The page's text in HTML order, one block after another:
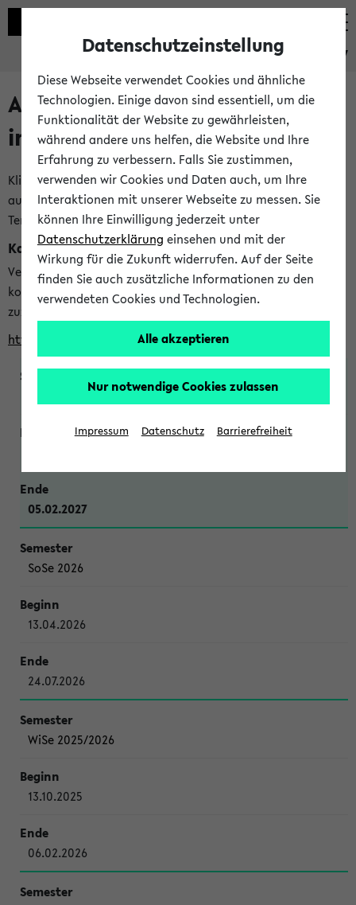
eKVV
Alle veröffentlichten Semester
im eKVV
Klicken Sie auf das Semester, welches Sie für Ihre Sitzung
auswählen möchten. Bitte beachten Sie auch die weiteren
Termine imKalender der Lehrplanung
Kalenderintegration
Verwenden Sie die folgende Adresse, um mit einer
kompatiblen Kalenderanwendung auf die Vorlesungszeiten
zuzugreifen (nähere Informationen
finden Sie hier
https://ekvv.uni-bielefeld.de/ws/calendar?vz
WiSe 2026/2027
05.02.2027
SoSe 2026
13.04.2026
24.07.2026
WiSe 2025/2026
13.10.2025
06.02.2026
Datenschutzeinstellung
Diese Webseite verwendet Cookies und ähnliche
Technologien. Einige davon sind essentiell, um die
Funktionalität der Website zu gewährleisten,
während andere uns helfen, die Website und Ihre
Erfahrung zu verbessern. Falls Sie zustimmen,
verwenden wir Cookies und Daten auch, um Ihre
Interaktionen mit unserer Webseite zu messen. Sie
können Ihre Einwilligung jederzeit unter
Datenschutzerklärung einsehen und mit der
Wirkung für die Zukunft widerrufen. Auf der Seite
finden Sie auch zusätzliche Informationen zu den
verwendeten Cookies und Technologien.
Alle akzeptieren
Nur notwendige Cookies zulassen
Impressum Datenschutz Barrierefreiheit